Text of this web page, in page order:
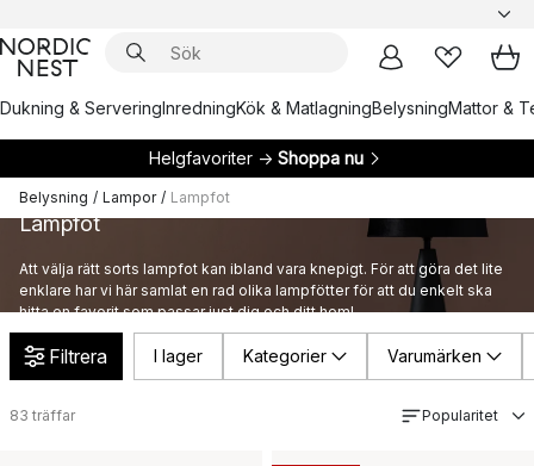
Dukning & ServeringInredningKök & MatlagningBelysningMattor &
Helgfavoriter → Shoppa nu
Belysning / Lampor / Lampfot
Lampfot
Att välja rätt sorts lampfot kan ibland vara knepigt. För att göra det lite
enklare har vi här samlat en rad olika lampfötter för att du enkelt ska
hitta en favorit som passar just dig och ditt hem!
Filtrera I lager Kategorier Varumärken
83 träffar Popularitet